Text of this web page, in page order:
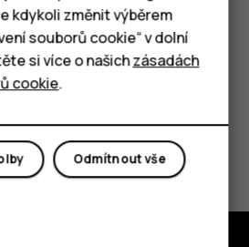
telefony
kdykoli změnit výběrem
souborů cookie“ v dolní
si více o našichzásadách
cookie.
Odmítnout vše